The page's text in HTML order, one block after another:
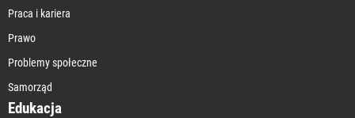
Praca i kariera
Prawo
Problemy społeczne
Samorząd
Edukacja